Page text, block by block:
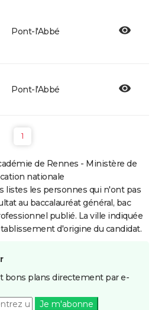
Pont-l'Abbé
Pont-l'Abbé
1
de Rennes - Ministère de
nationale
listes les personnes qui n'ont pas
au baccalauréat général, bac
publié. La ville indiquée
d'origine du candidat.
bons plans directement par e-
Je m'abonne